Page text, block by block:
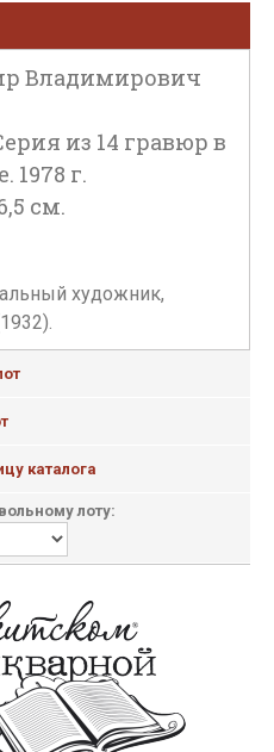
Владимирович
из 14 гравюр в
1978 г.
см.
художник,
каталога
лоту: